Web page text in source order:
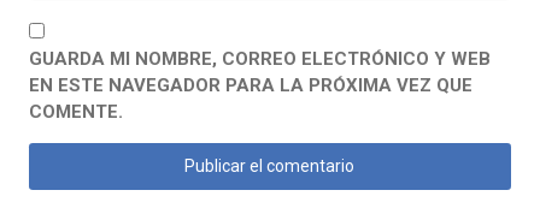
GUARDA MI NOMBRE, CORREO ELECTRÓNICO Y WEB
EN ESTE NAVEGADOR PARA LA PRÓXIMA VEZ QUE
COMENTE.